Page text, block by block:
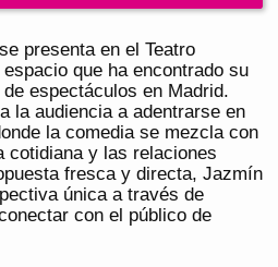
presenta en el Teatro
que ha encontrado su
espectáculos en Madrid.
la audiencia a adentrarse en
la comedia se mezcla con
cotidiana y las relaciones
fresca y directa, Jazmín
única a través de
con el público de